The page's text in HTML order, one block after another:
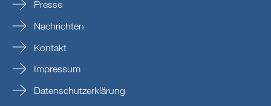
Presse
Nachrichten
Kontakt
Impressum
Datenschutzerklärung